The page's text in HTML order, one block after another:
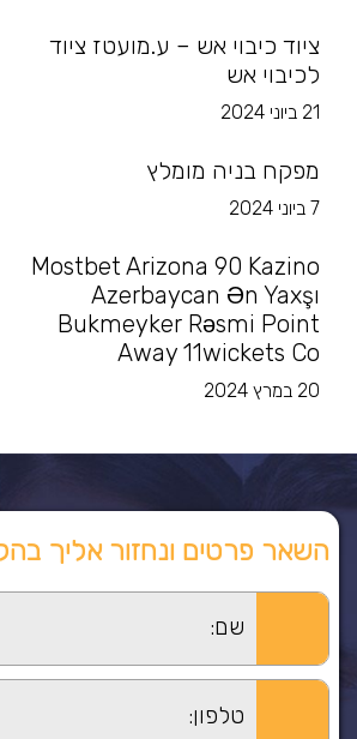
ציוד כיבוי אש – ע.מועטז ציוד
לכיבוי אש
21 ביוני 2024
מפקח בניה מומלץ
7 ביוני 2024
Mostbet Arizona 90 Kazino
Azerbaycan Ən Yaxşı
Bukmeyker Rəsmi Point
Away 11wickets Co
20 במרץ 2024
השאר פרטים ונחזור אליך